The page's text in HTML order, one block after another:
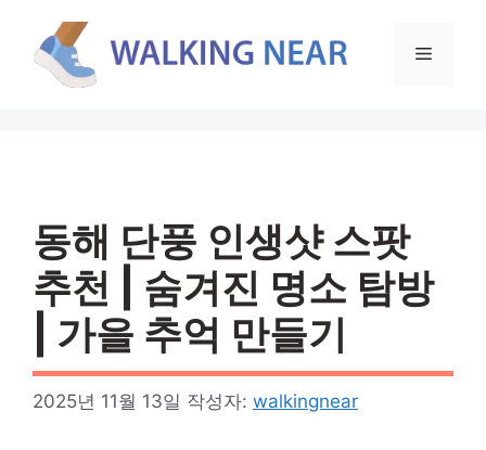
메
동해 단풍 인생샷 스팟
추천 | 숨겨진 명소 탐방
| 가을 추억 만들기
2025년 11월 13일 작성자: walkingnear